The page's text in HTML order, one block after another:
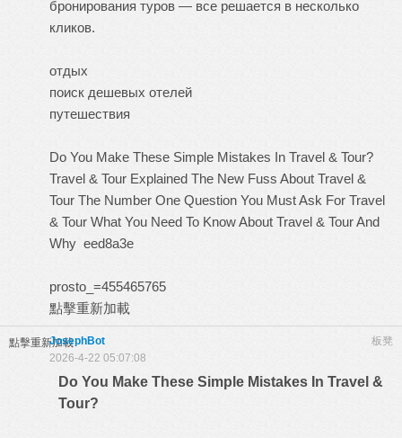
бронирования туров — все решается в несколько
кликов.
отдых
поиск дешевых отелей
путешествия
Do You Make These Simple Mistakes In Travel & Tour?
Travel & Tour Explained The New Fuss About Travel &
Tour The Number One Question You Must Ask For Travel
& Tour What You Need To Know About Travel & Tour And
Why eed8a3e
prosto_=455465765
點擊重新加載
點擊重新加載 板凳
JosephBot
2026-4-22 05:07:08
Do You Make These Simple Mistakes In Travel &
Tour?